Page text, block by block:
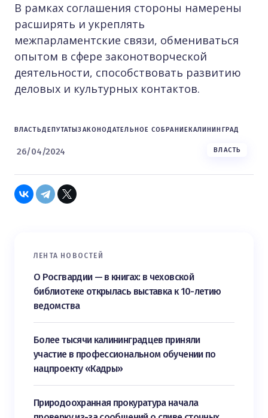
В рамках соглашения стороны намерены
расширять и укреплять
межпарламентские связи, обмениваться
опытом в сфере законотворческой
деятельности, способствовать развитию
деловых и культурных контактов.
ВЛАСТЬДЕПУТАТЫЗАКОНОДАТЕЛЬНОЕ СОБРАНИЕ КАЛИНИНГРАД
26/04/2024 ВЛАСТЬ
ЛЕНТА НОВОСТЕЙ
О Росгвардии — в книгах: в чеховской
библиотеке открылась выставка к 10-летию
ведомства
Более тысячи калининградцев приняли
участие в профессиональном обучении по
нацпроекту «Кадры»
Природоохранная прокуратура начала